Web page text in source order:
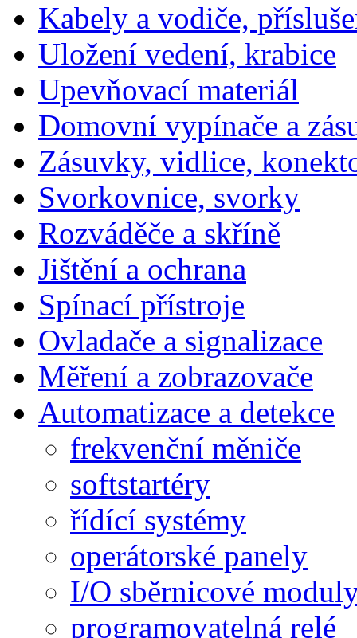
Kabely a vodiče,
Uložení vedení, krabice
Upevňovací materiál
Domovní vypínače a
Zásuvky, vidlice,
Svorkovnice, svorky
Rozváděče a skříně
Jištění a ochrana
Spínací přístroje
Ovladače a signalizace
Měření a zobrazovače
Automatizace a detekce
frekvenční měniče
softstartéry
řídící systémy
operátorské panely
I/O sběrnicové
programovatelná relé